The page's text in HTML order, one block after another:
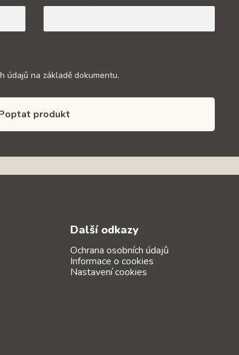
údajů na základě dokumentu.
produkt
Další odkazy
Ochrana osobních údajů
Informace o cookies
Nastavení cookies